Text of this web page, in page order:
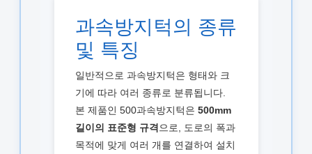
과속방지턱의 종류
및 특징
일반적으로 과속방지턱은 형태와 크
기에 따라 여러 종류로 분류됩니다.
본 제품인 500과속방지턱은 500mm
길이의 표준형 규격으로, 도로의 폭과
목적에 맞게 여러 개를 연결하여 설치